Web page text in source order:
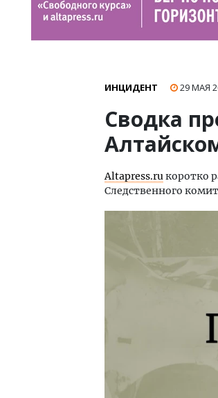
ИНЦИДЕНТ 29 МАЯ
Сводка
Аltapress.ruкоротко
Следственного